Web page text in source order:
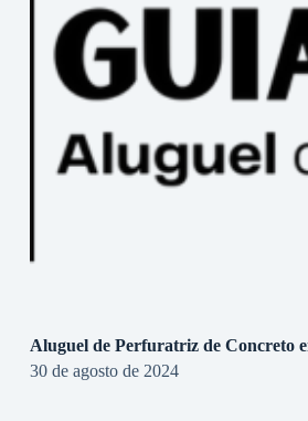
Aluguel de Perfuratriz de Concreto
30 de agosto de 2024